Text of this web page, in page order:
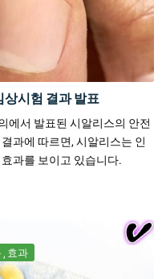
시험 결과 발표
에서 발표된 시알리스의 안전
과에 따르면, 시알리스는 인
과를 보이고 있습니다.
효과